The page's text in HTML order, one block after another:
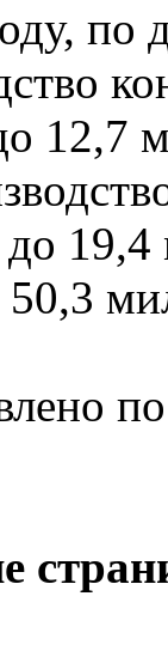
по
12,7